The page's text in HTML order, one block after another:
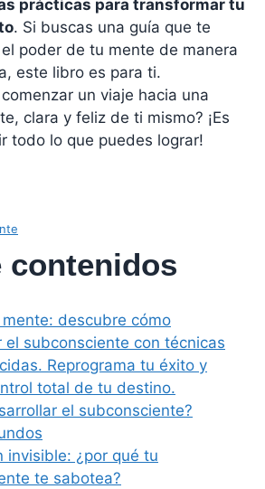
prácticas para transformar tu
. Si buscas una guía que te
poder de tu mente de manera
este libro es para ti.
un viaje hacia una
clara y feliz de ti mismo? ¡Es
todo lo que puedes lograr!
contenidos
descubre cómo
el subconsciente con técnicas
Reprograma tu éxito y
total de tu destino.
el subconsciente?
invisible: ¿por qué tu
te sabotea?